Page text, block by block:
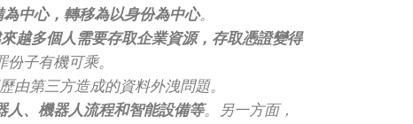
中心，轉移為以身份為中心。
越多個人需要存取企業資源，存取憑證變得
子有機可乘。
由第三方造成的資料外洩問題。
人、機器人流程和智能設備等。另一方面，